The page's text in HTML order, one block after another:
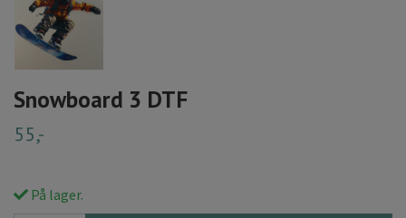
Snowboard 3 DTF
55,-
På lager.